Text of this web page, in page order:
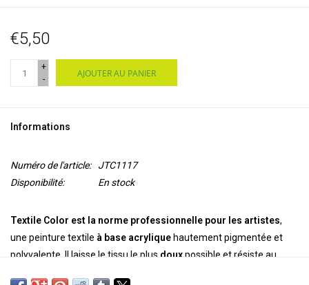
€5,50
+
-
AJOUTER AU PANIER
Informations
Numéro de l'article:
JTC1117
Disponibilité:
En stock
Textile Color est la norme professionnelle pour les artistes,
une peinture textile à base acrylique hautement pigmentée et
polyvalente. Il laisse le tissu le plus douxpossible et résiste au